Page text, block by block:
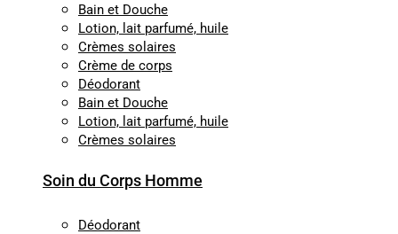
Bain et Douche
Lotion, lait parfumé, huile
Crèmes solaires
Crème de corps
Déodorant
Bain et Douche
Lotion, lait parfumé, huile
Crèmes solaires
Soin du Corps Homme
Déodorant